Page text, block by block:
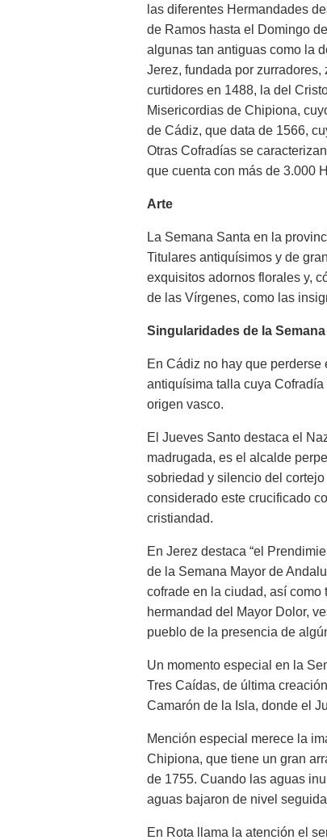
las diferentes Hermandades
de Ramos hasta el Domingo
algunas tan antiguas como la
Jerez, fundada por zurradores,
curtidores en 1488, la del
Misericordias de Chipiona,
de Cádiz, que data de 1566,
Otras Cofradías se
que cuenta con más de 3.000
Arte
La Semana Santa en la
Titulares antiquísimos y de
exquisitos adornos florales y,
de las Vírgenes, como las
Singularidades de la
En Cádiz no hay que
antiquísima talla cuya
origen vasco.
El Jueves Santo destaca el
madrugada, es el alcalde
sobriedad y silencio del
considerado este crucificado
cristiandad.
En Jerez destaca “el
de la Semana Mayor de
cofrade en la ciudad, así como
hermandad del Mayor Dolor,
pueblo de la presencia de
Un momento especial en la
Tres Caídas, de última
Camarón de la Isla, donde el
Mención especial merece la
Chipiona, que tiene un gran
de 1755. Cuando las aguas
aguas bajaron de nivel
En Rota llama la atención el